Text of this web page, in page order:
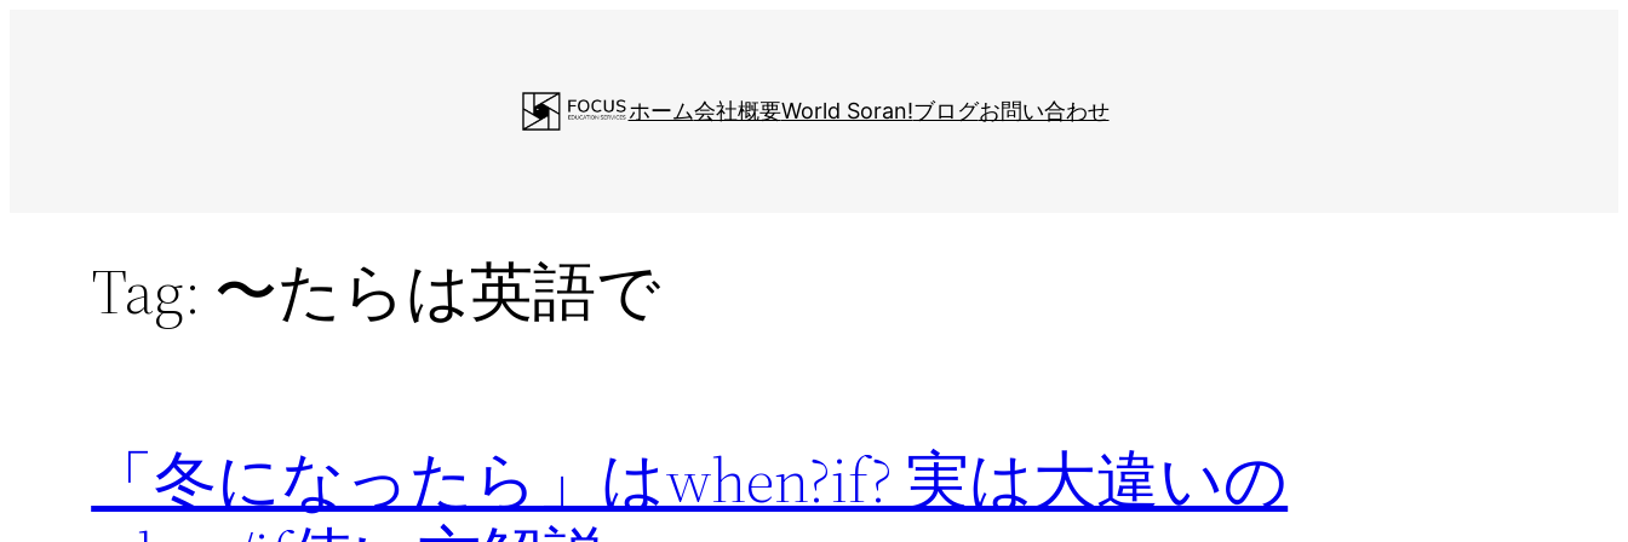
ホーム会社概要World Soran!ブログお問い合わせ
Tag: 〜たらは英語で
「冬になったら」はwhen?if? 実は大違いの